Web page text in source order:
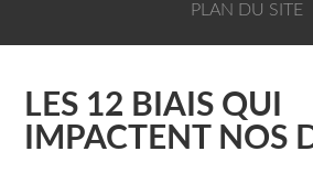
PLAN DU SITE
LES 12 BIAIS QUI
IMPACTENT NOS